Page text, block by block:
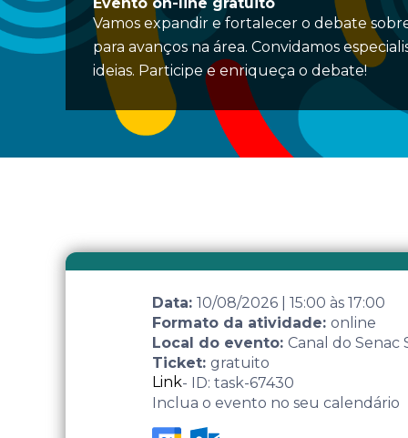
Vamos expandir e fortalecer o debate
para avanços na área. Convidamos
ideias. Participe e enriqueça o debate!
Data: 10/08/2026 15:00 às 17:00
Formato da atividade: online
Local do evento: Canal do Senac
Ticket: gratuito
Link- ID: task-67430
Inclua o evento no seu calendário